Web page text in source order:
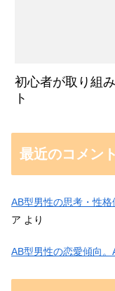
初心者が取り組
ト
最近のコメント
AB型男性の思考・性
ア より
AB型男性の恋愛傾向